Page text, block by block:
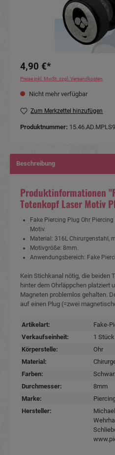
4,90 €*
Preise inkl. MwSt. zzgl. Versandkosten
Nicht mehr verfügbar
Zum Merkzettel hinzufügen
Produktnummer: 15.46.AD.MPLS9
Beschreibung
Produktinformationen
Totenkopf Laser Motiv
Fake Piercing Plug Ohr
Motiv.
Material: 316L Chirurgenstahl,
Motivgröße: 8mm.
Anwendungsbereich: Fake
Kein Stichkanal nötig, die beiden
hinter dem Ohrläppchen platziert
Magneten problemlos gehalten.
auf einen Plug (=zwei
Artikelart:
Fake-
Verkaufseinheit:
1 Stück
Körperstelle:
Ohr
Material:
Farben:
Durchmesser:
8mm
Marke:
Hersteller: